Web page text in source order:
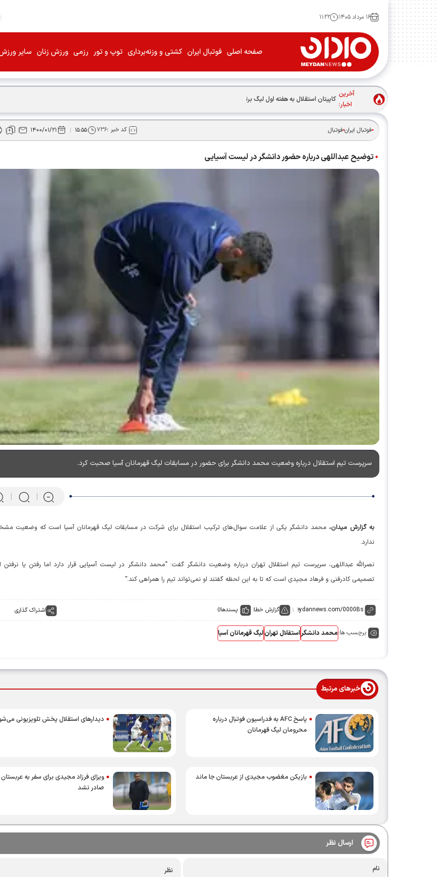
۱۶ مرداد ۱۴۰۵ ۱۱:۲۲
صفحه اصلی فوتبال ایران کشتی و وزنه‌برداری توپ و تور رزمی ورزش زنان سایر
آخرین
اخبار:
کاپیتان استقلال به هفته اول لیگ برتر رسید
فوتبال ایران فوتبال کد خبر :۷۳۶ ۱۵:۵۵ ۱۴۰۰/۰۱/۲۱
توضیح عبداللهی درباره حضور دانشگر در لیست آسیایی
سرپرست تیم استقلال درباره وضعیت محمد دانشگر برای حضور در مسابقات لیگ قهرمانان آسیا صحبت کرد.
به گزارش میدان، محمد دانشگر یکی از علامت سوال‌های ترکیب استقلال برای شرکت در مسابقات لیگ قهرمانان آسیا است که وضعیت
ندارد.
نصرالله عبداللهی، سرپرست تیم استقلال تهران درباره وضعیت دانشگر گفت: "محمد دانشگر در لیست آسیایی قرار دارد اما رفتن یا نرفتن
تصمیمی کادرفنی و فرهاد مجیدی است که تا به این لحظه گفتند او نمی‌تواند تیم را همراهی کند."
گزارش خطا پسندها0 اشتراک گذاری
برچسب ها:محمد دانشگراستقلال تهرانلیگ قهرمانان آسیا
خبرهای مرتبط
پاسخ AFC به فدراسیون فوتبال درباره
محرومان لیگ قهرمانان
دیدارهای استقلال پخش تلویزیونی
بازیکن مغضوب مجیدی از عربستان جا ماند
ویزای فرزاد مجیدی برای سفر به عربستان
صادر نشد
ارسال نظر
پرتابگر نیزه المپیکی که ماهی